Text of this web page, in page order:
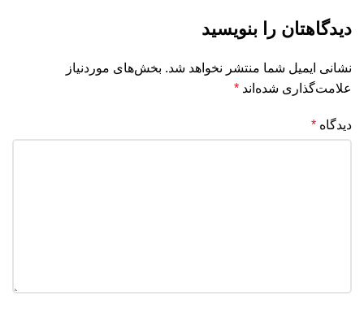
دیدگاهتان را بنویسید
نشانی ایمیل شما منتشر نخواهد شد. بخش‌های موردنیاز
علامت‌گذاری شده‌اند *
دیدگاه *